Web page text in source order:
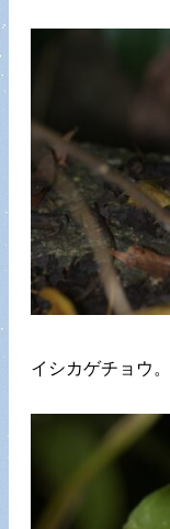
イシカゲチョウ。